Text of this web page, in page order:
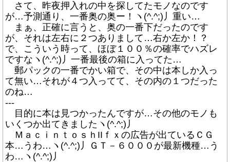
さて、昨夜押入れの中を探してたモノなのです
が…予測通り、一番奥の奥ー！ヽ(^.^;)丿重い…
まぁ、正確に言うと、奥の一番下だったのです
が、それは左右に２つありまして…右か左か！？
で、こういう時って、ほぼ１００％の確率でハズレ
ですなヽ(^.^;)丿一番最後の箱に入ってた…
郵パックの一番でかい箱で、その中は本しか入っ
て無い…それが４つ入ってて、その内の１つだった
のね…
---
目的に本は見つかったんですが…その他のモノも
いくつか出てきましたヽ(^.^;)丿
ＭａｃｉｎｔｏｓｈIIｆｘの広告が出ているＣＧ
本…うわ…ヽ(^.^;)丿ＧＴ－６０００が最新機種…う
わ…ヽ(^.^;)丿